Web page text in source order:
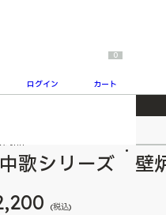
ログイン
0
カート
歌シリーズ 壁
(税込)